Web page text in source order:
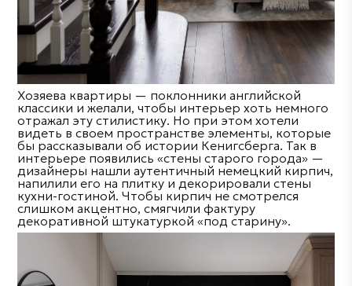
Хозяева квартиры — поклонники английской
классики и желали, чтобы интерьер хоть немного
отражал эту стилистику. Но при этом хотели
видеть в своем пространстве элементы, которые
бы рассказывали об истории Кенигсберга. Так в
интерьере появились «стены старого города» —
дизайнеры нашли аутентичный немецкий кирпич,
напилили его на плитку и декорировали стены
кухни-гостиной. Чтобы кирпич не смотрелся
слишком акцентно, смягчили фактуру
декоративной штукатуркой «под старину».